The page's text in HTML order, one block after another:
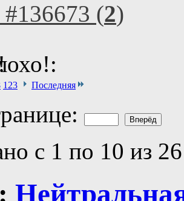
#136673 (2)
1 23 Последняя
с 1 по 10 из 26